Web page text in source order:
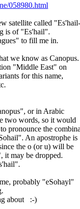
058980.html
satellite called
is of "Es'hail".
to fill me in.
we know as Canopus.
"Middle East" on
for this name,
or in Arabic
two words, so it would
pronounce the
An apostrophe is
the o (or u) will be
it may be dropped.
probably "eSohayl"
about   :-)